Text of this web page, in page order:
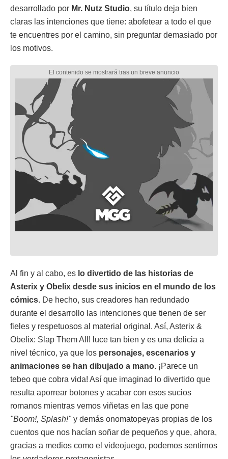
desarrollado por Mr. Nutz Studio, su título deja bien
claras las intenciones que tiene: abofetear a todo el que
te encuentres por el camino, sin preguntar demasiado por
los motivos.
Al fin y al cabo, es lo divertido de las historias de
Asterix y Obelix desde sus inicios en el mundo de los
cómics. De hecho, sus creadores han redundado
durante el desarrollo las intenciones que tienen de ser
fieles y respetuosos al material original. Así, Asterix &
Obelix: Slap Them All! luce tan bien y es una delicia a
nivel técnico, ya que los personajes, escenarios y
animaciones se han dibujado a mano. ¡Parece un
tebeo que cobra vida! Así que imaginad lo divertido que
resulta aporrear botones y acabar con esos sucios
romanos mientras vemos viñetas en las que pone
"Boom!, Splash!"y demás onomatopeyas propias de los
cuentos que nos hacían soñar de pequeños y que, ahora,
gracias a medios como el videojuego, podemos sentirnos